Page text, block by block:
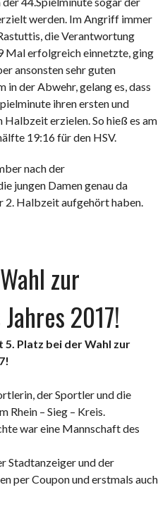
werden. Im Angriff immer
die Verantwortung
Mal erfolgreich einnetzte, ging
ansonsten sehr guten
der Abwehr, gelang es, dass
ihren ersten und
erzielen. So hieß es am
19:16 für den HSV.
nach der
jungen Damen genau da
2. Halbzeit aufgehört haben.
zur
2017!
Platz bei der Wahl zur
der Sportler und die
Rhein – Sieg – Kreis.
war eine Mannschaft des
Stadtanzeiger und der
per Coupon und erstmals auch